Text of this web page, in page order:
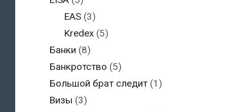
EAS(3)
Kredex(5)
Банки (8)
Банкротство (5)
Большой брат следит (1)
Визы (3)